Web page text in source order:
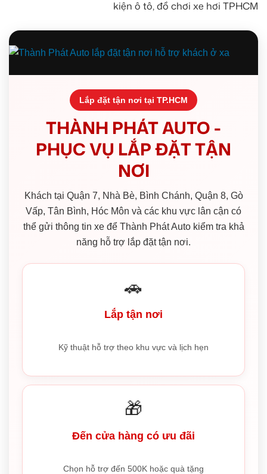
kiện ô tô, đồ chơi xe hơi TPHCM
Lắp đặt tận nơi tại TP.HCM
THÀNH PHÁT AUTO -
PHỤC VỤ LẮP ĐẶT TẬN
NƠI
Khách tại Quận 7, Nhà Bè, Bình Chánh, Quận 8, Gò
Vấp, Tân Bình, Hóc Môn và các khu vực lân cận có
thể gửi thông tin xe để Thành Phát Auto kiểm tra khả
năng hỗ trợ lắp đặt tận nơi.
🚗
Lắp tận nơi
Kỹ thuật hỗ trợ theo khu vực và lịch hẹn
🎁
Đến cửa hàng có ưu đãi
Chọn hỗ trợ đến 500K hoặc quà tặng